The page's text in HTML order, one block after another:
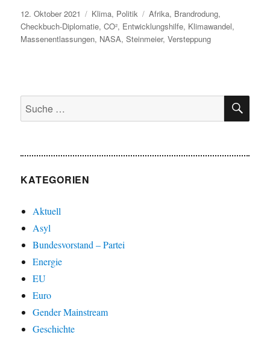
Veröffentlicht
am
12. Oktober 2021 Kategorien
Klima, Politik Schlagwörter
Afrika, Brandrodung,
Checkbuch-Diplomatie,CO², Entwicklungshilfe, Klimawandel,
Massenentlassungen, NASA,Steinmeier,Versteppung
Suche
nach:
KATEGORIEN
Aktuell
Asyl
Bundesvorstand – Partei
Energie
EU
Euro
Gender Mainstream
Geschichte